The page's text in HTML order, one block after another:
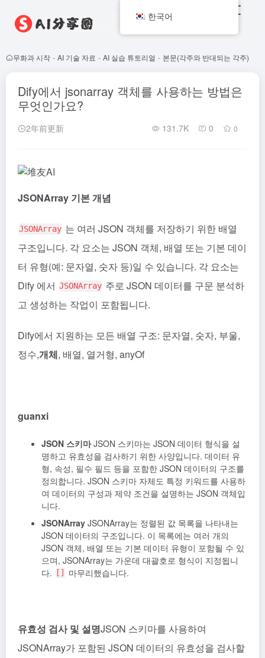
무화과 시작 - AI 기술 자료 - AI 실습 튜토리얼 - 본문(각주와 반대되는 각주)
Dify에서 jsonarray 객체를 사용하는 방법은
무엇인가요?
2年前更新 131.7K 0 0
JSONArray 기본 개념
JSONArray 는 여러 JSON 객체를 저장하기 위한 배열
구조입니다. 각 요소는 JSON 객체, 배열 또는 기본 데이
터 유형(예: 문자열, 숫자 등)일 수 있습니다. 각 요소는
Dify 에서 JSONArray 주로 JSON 데이터를 구문 분석하
고 생성하는 작업이 포함됩니다.
Dify에서 지원하는 모든 배열 구조: 문자열, 숫자, 부울,
정수,개체, 배열, 열거형, anyOf
guanxi
JSON 스키마JSON 스키마는 JSON 데이터 형식을 설
명하고 유효성을 검사하기 위한 사양입니다. 데이터 유
형, 속성, 필수 필드 등을 포함한 JSON 데이터의 구조를
정의합니다. JSON 스키마 자체도 특정 키워드를 사용하
여 데이터의 구성과 제약 조건을 설명하는 JSON 객체입
니다.
JSONArray JSONArray는 정렬된 값 목록을 나타내는
JSON 데이터의 구조입니다. 이 목록에는 여러 개의
JSON 객체, 배열 또는 기본 데이터 유형이 포함될 수 있
으며, JSONArray는 가운데 대괄호로 형식이 지정됩니
다.
마무리했습니다.
유효성 검사 및 설명JSON 스키마를 사용하여
JSONArray가 포함된 JSON 데이터의 유효성을 검사할
한국어